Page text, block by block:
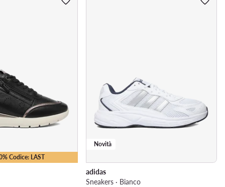
Codice: LAST
Novità
adidas
Sneakers · Bianco